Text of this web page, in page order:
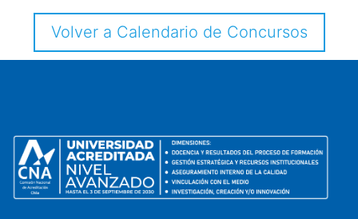
Volver a Calendario de Concursos